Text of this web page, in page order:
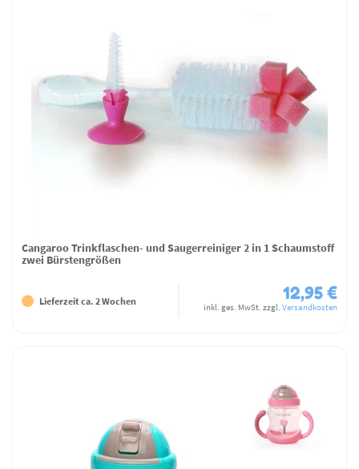
Cangaroo Trinkflaschen- und Saugerreiniger 2 in 1 Schaumstoff
zwei Bürstengrößen
Lieferzeit ca. 2 Wochen 12,95 €
inkl. ges. MwSt. zzgl. Versandkosten